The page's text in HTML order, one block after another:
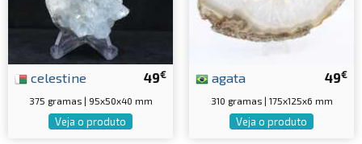
49€
celestine
375 gramas | 95x50x40 mm
Veja o produto
49€
agata
310 gramas | 175x125x6 mm
Veja o produto